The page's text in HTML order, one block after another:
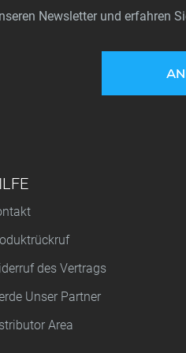
Newsletter und erfahren
des Vertrags
Unser Partner
Area